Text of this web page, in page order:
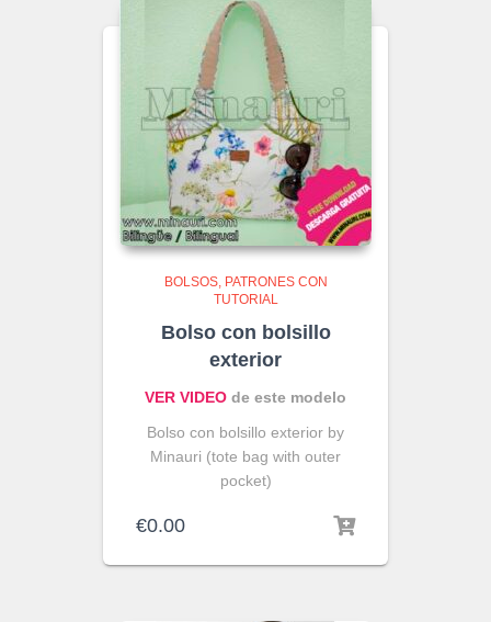
BOLSOS
PATRONES CON
TUTORIAL
Bolso con bolsillo
exterior
VER VIDEO de este modelo
Bolso con bolsillo exterior by
Minauri (tote bag with outer
pocket)
€0.00